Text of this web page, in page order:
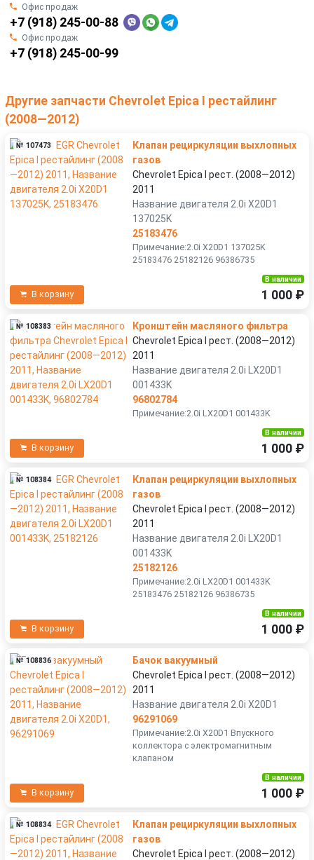
Офис продаж
+7 (918) 245-00-88
Офис продаж
+7 (918) 245-00-99
Другие запчасти Chevrolet Epica I рестайлинг
(2008—2012)
№ 107473
Клапан рециркуляции выхлопных
газов
Chevrolet Epica I рест. (2008—2012)
2011
Название двигателя 2.0i X20D1
137025K
25183476
Примечание:2.0i X20D1 137025K
25183476 25182126 96386735
В корзину
В наличии
1 000 ₽
№ 108383
Кронштейн масляного фильтра
Chevrolet Epica I рест. (2008—2012)
2011
Название двигателя 2.0i LX20D1
001433K
96802784
Примечание:2.0i LX20D1 001433K
В корзину
В наличии
1 000 ₽
№ 108384
Клапан рециркуляции выхлопных
газов
Chevrolet Epica I рест. (2008—2012)
2011
Название двигателя 2.0i LX20D1
001433K
25182126
Примечание:2.0i LX20D1 001433K
25183476 25182126 96386735
В корзину
В наличии
1 000 ₽
№ 108836
Бачок вакуумный
Chevrolet Epica I рест. (2008—2012)
2011
Название двигателя 2.0i X20D1
96291069
Примечание:2.0i X20D1 Впускного
коллектора с электромагнитным
клапаном
В корзину
В наличии
1 000 ₽
№ 108834
Клапан рециркуляции выхлопных
газов
Chevrolet Epica I рест. (2008—2012)